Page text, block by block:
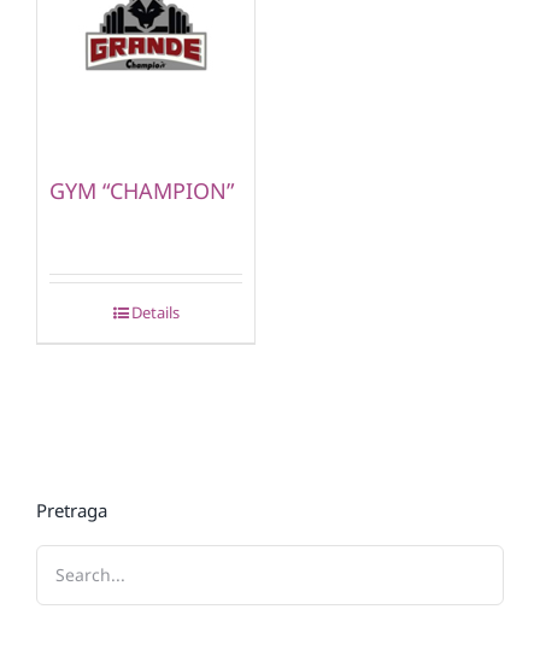
GYM “CHAMPION”
Details
Pretraga